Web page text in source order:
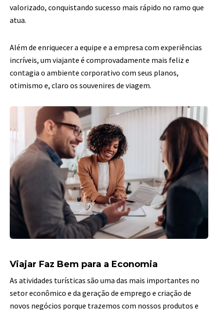
valorizado, conquistando sucesso mais rápido no ramo que
atua.
Além de enriquecer a equipe e a empresa com experiências
incríveis, um viajante é comprovadamente mais feliz e
contagia o ambiente corporativo com seus planos,
otimismo e, claro os souvenires de viagem.
Viajar Faz Bem para a Economia
As atividades turísticas são uma das mais importantes no
setor econômico e da geração de emprego e criação de
novos negócios porque trazemos com nossos produtos e